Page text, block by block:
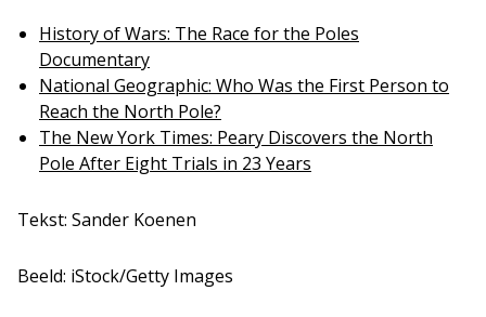
History of Wars: The Race for the Poles
Documentary
National Geographic: Who Was the First Person to
Reach the North Pole?
The New York Times: Peary Discovers the North
Pole After Eight Trials in 23 Years
Tekst: Sander Koenen
Beeld: iStock/Getty Images